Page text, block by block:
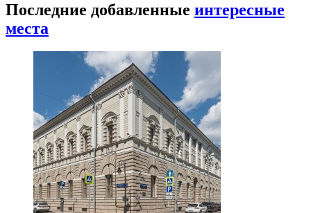
Последние добавленные интересные
места